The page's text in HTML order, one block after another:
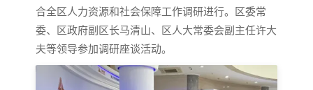
合全区人力资源和社会保障工作调研进行。区委常
委、区政府副区长马清山、区人大常委会副主任许大
夫等领导参加调研座谈活动。